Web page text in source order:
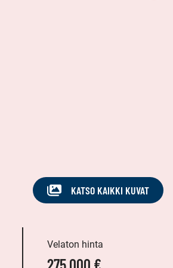
KATSO KAIKKI KUVAT
Velaton hinta
275 000 €